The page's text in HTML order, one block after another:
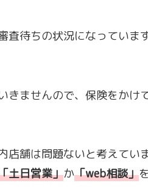
待ちの状況になっています
ませんので、保険をかけ
舗は問題ないと考えていま
土日営業」か「web相談」